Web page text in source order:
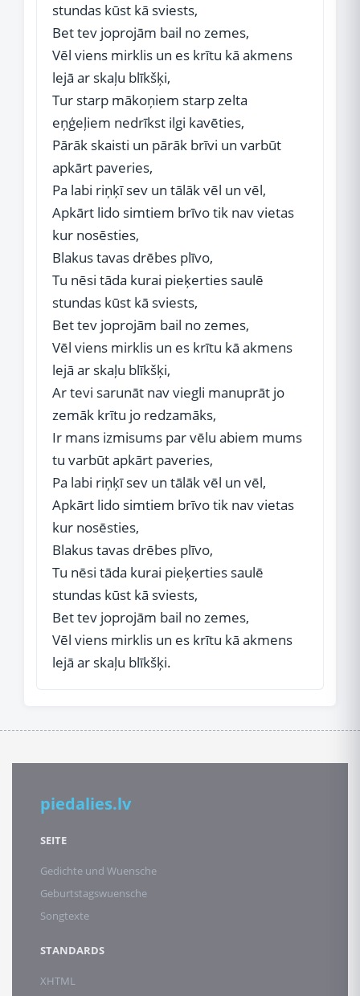
stundas kūst kā sviests,
Bet tev joprojām bail no zemes,
Vēl viens mirklis un es krītu kā akmens
lejā ar skaļu blīkšķi,
Tur starp mākoņiem starp zelta
eņģeļiem nedrīkst ilgi kavēties,
Pārāk skaisti un pārāk brīvi un varbūt
apkārt paveries,
Pa labi riņķī sev un tālāk vēl un vēl,
Apkārt lido simtiem brīvo tik nav vietas
kur nosēsties,
Blakus tavas drēbes plīvo,
Tu nēsi tāda kurai pieķerties saulē
stundas kūst kā sviests,
Bet tev joprojām bail no zemes,
Vēl viens mirklis un es krītu kā akmens
lejā ar skaļu blīkšķi,
Ar tevi sarunāt nav viegli manuprāt jo
zemāk krītu jo redzamāks,
Ir mans izmisums par vēlu abiem mums
tu varbūt apkārt paveries,
Pa labi riņķī sev un tālāk vēl un vēl,
Apkārt lido simtiem brīvo tik nav vietas
kur nosēsties,
Blakus tavas drēbes plīvo,
Tu nēsi tāda kurai pieķerties saulē
stundas kūst kā sviests,
Bet tev joprojām bail no zemes,
Vēl viens mirklis un es krītu kā akmens
lejā ar skaļu blīkšķi.
piedalies.lv
SEITE
Gedichte und Wuensche
Geburtstagswuensche
Songtexte
STANDARDS
XHTML